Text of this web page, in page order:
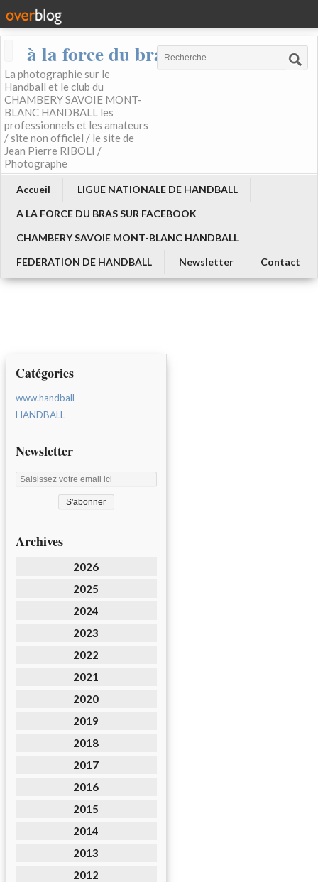
à la force du bras
La photographie sur le
Handball et le club du
CHAMBERY SAVOIE MONT-
BLANC HANDBALL les
professionnels et les amateurs
/ site non officiel / le site de
Jean Pierre RIBOLI /
Photographe
Accueil
LIGUE NATIONALE DE HANDBALL
A LA FORCE DU BRAS SUR FACEBOOK
CHAMBERY SAVOIE MONT-BLANC HANDBALL
FEDERATION DE HANDBALL
Newsletter Contact
Catégories
www.handball
HANDBALL
Newsletter
Archives
2026
2025
2024
2023
2022
2021
2020
2019
2018
2017
2016
2015
2014
2013
2012